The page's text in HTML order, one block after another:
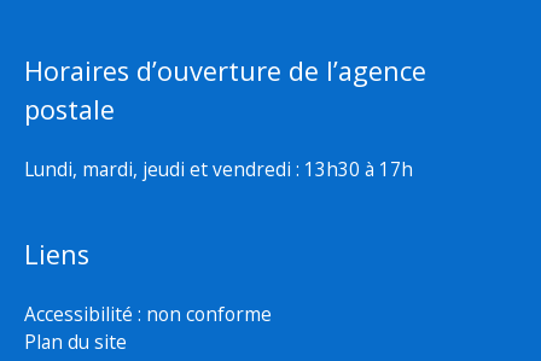
Horaires d’ouverture de l’agence
postale
Lundi, mardi, jeudi et vendredi : 13h30 à 17h
Liens
Accessibilité : non conforme
Plan du site